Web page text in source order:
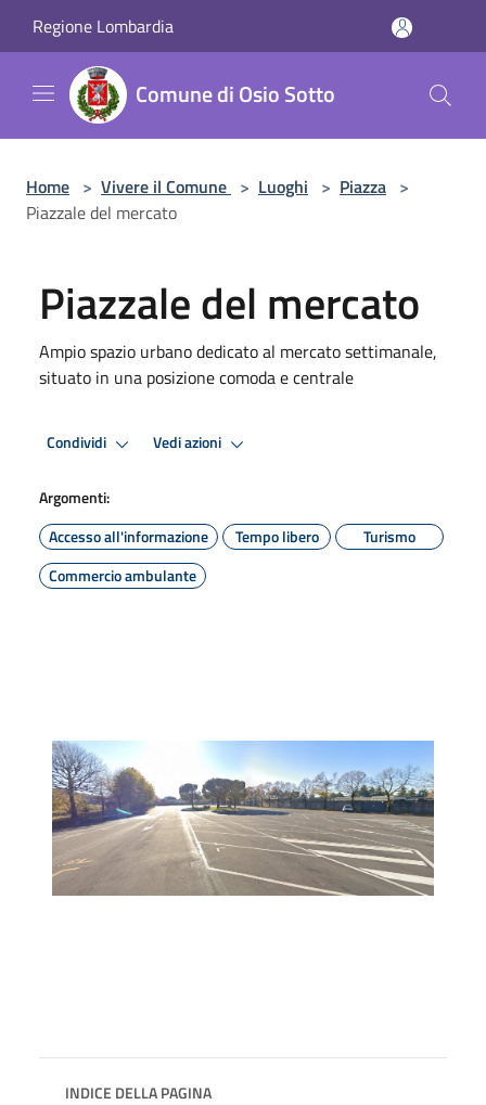
Regione Lombardia
Comune di Osio Sotto
Home > Vivere il Comune > Luoghi > Piazza >
Piazzale del mercato
Piazzale del mercato
Ampio spazio urbano dedicato al mercato settimanale,
situato in una posizione comoda e centrale
Condividi Vedi azioni
Argomenti:
Accesso all'informazione
Tempo libero
Turismo
Commercio ambulante
INDICE DELLA PAGINA